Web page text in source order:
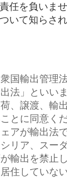
任を負いま
いて知らさ
国輸出管理
法」といい
、譲渡、輸
とに同意く
アが輸出法
リア、スー
輸出を禁止
住していな